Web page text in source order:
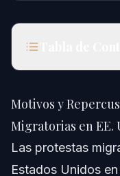
Migratorias en
Respuesta Rápida
Comprendiendo
Motivos y
Migratorias en EE.
Las protestas
Estados Unidos